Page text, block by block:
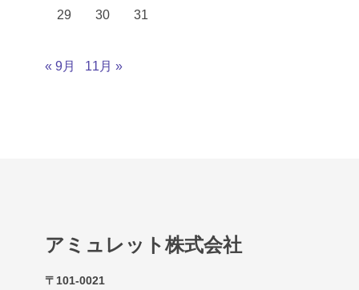
29 30 31
« 9月 11月 »
アミュレット株式会社
〒101-0021